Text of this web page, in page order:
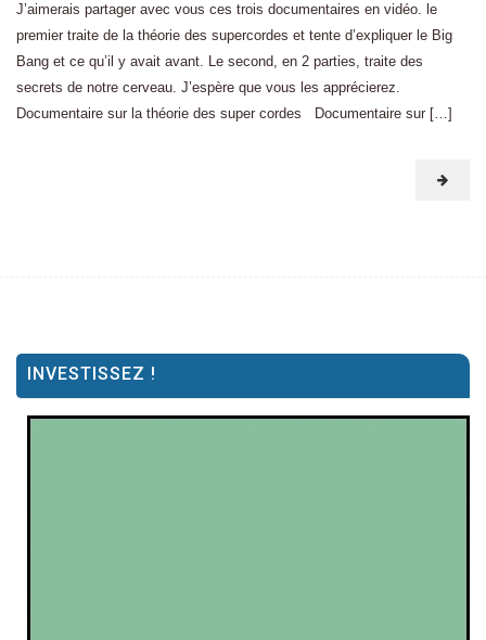
J’aimerais partager avec vous ces trois documentaires en vidéo. le
premier traite de la théorie des supercordes et tente d’expliquer le Big
Bang et ce qu’il y avait avant. Le second, en 2 parties, traite des
secrets de notre cerveau. J’espère que vous les apprécierez.
Documentaire sur la théorie des super cordes Documentaire sur […]
INVESTISSEZ !